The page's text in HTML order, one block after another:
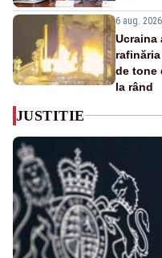
6 aug.
Ucraina
de tone
la rând
JUSTITIE